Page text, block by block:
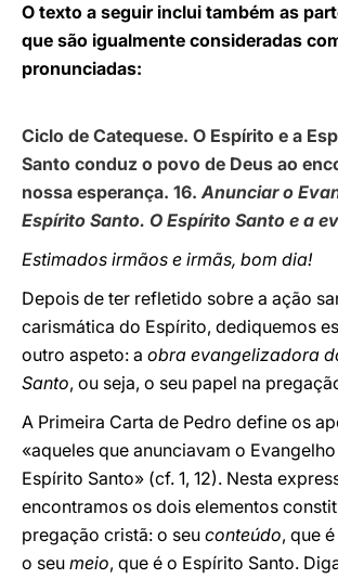
O texto a seguir inclui também as
que são igualmente consideradas
pronunciadas:
Ciclo de Catequese. O Espírito e a
Santo conduz o povo de Deus ao
nossa esperança. 16.Anunciar o
Espírito Santo. O Espírito Santo e a
Estimados irmãos e irmãs, bom dia!
Depois de ter refletido sobre a ação
carismática do Espírito, dediquemos
outro aspeto: a obra evangelizadora
Santo, ou seja, o seu papel na
A Primeira Carta de Pedro define os
«aqueles que anunciavam o
Espírito Santo» (cf. 1, 12). Nesta
encontramos os dois elementos
pregação cristã: o seu conteúdo, que
o seu meio, que é o Espírito Santo.